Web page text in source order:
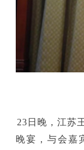
日晚，江苏王
晚宴，与会嘉